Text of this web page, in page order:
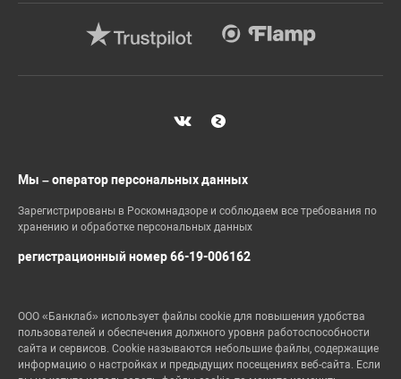
Мы – оператор персональных данных
Зарегистрированы в Роскомнадзоре и соблюдаем все требования по
хранению и обработке персональных данных
регистрационный номер 66-19-006162
ООО «Банклаб» использует файлы cookie для повышения удобства
пользователей и обеспечения должного уровня работоспособности
сайта и сервисов. Cookie называются небольшие файлы, содержащие
информацию о настройках и предыдущих посещениях веб-сайта. Если